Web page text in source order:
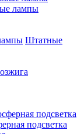
лампы
Штатные
подсветка